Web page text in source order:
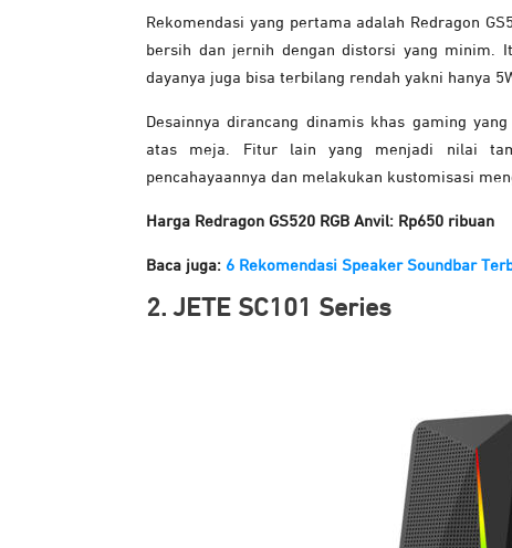
Rekomendasi yang pertama adalah Redragon
bersih dan jernih dengan distorsi yang minim.
dayanya juga bisa terbilang rendah yakni hanya
Desainnya dirancang dinamis khas gaming
atas meja. Fitur lain yang menjadi nilai
pencahayaannya dan melakukan kustomisasi
Harga Redragon GS520 RGB Anvil: Rp650 ribuan
Baca juga: 6 Rekomendasi Speaker Soundbar
2. JETE SC101 Series